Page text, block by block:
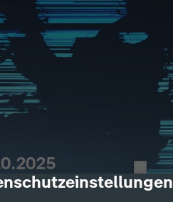
description
27.10.2025 ZDF